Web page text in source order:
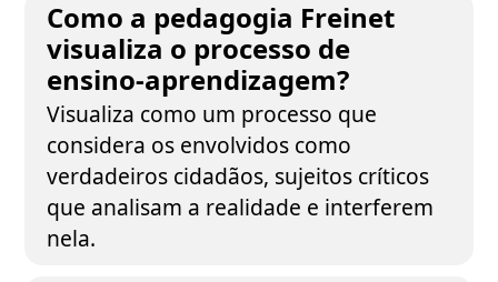
Como a pedagogia Freinet
visualiza o processo de
ensino-aprendizagem?
Visualiza como um processo que
considera os envolvidos como
verdadeiros cidadãos, sujeitos críticos
que analisam a realidade e interferem
nela.